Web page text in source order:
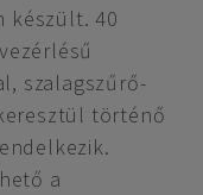
készült. 40
szalagszűrő-
történő
a